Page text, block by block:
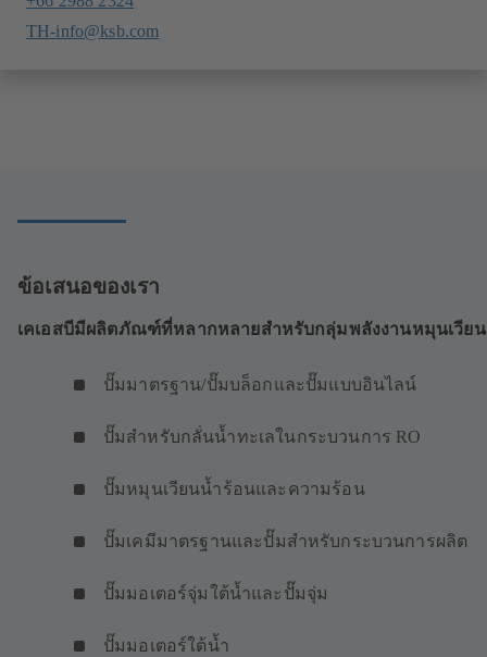
TH-info@ksb.com
ข้อเสนอของเรา
เคเอสบีมีผลิตภัณฑ์ที่หลากหลายสำหรับกลุ่มพลังงานหมุนเวียน
ปั๊มมาตรฐาน/ปั๊มบล็อกและปั๊มแบบอินไลน์
ปั๊มสำหรับกลั่นน้ำทะเลในกระบวนการ RO
ปั๊มหมุนเวียนน้ำร้อนและความร้อน
ปั๊มเคมีมาตรฐานและปั๊มสำหรับกระบวนการผลิต
ปั๊มมอเตอร์จุ่มใต้น้ำและปั๊มจุ่ม
ปั๊มมอเตอร์ใต้น้ำ